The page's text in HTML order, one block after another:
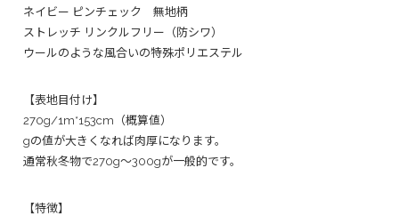
ネイビー ピンチェック 無地柄
ストレッチ リンクルフリー（防シワ）
ウールのような風合いの特殊ポリエステル
【表地目付け】
270g/1m*153cm（概算値）
gの値が大きくなれば肉厚になります。
通常秋冬物で270g～300gが一般的です。
【特徴】